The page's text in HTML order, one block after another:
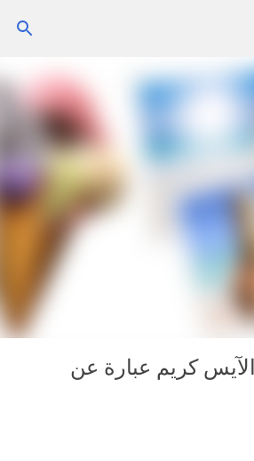
إلى المحتوى الرئيسي
كريم عبارة عن